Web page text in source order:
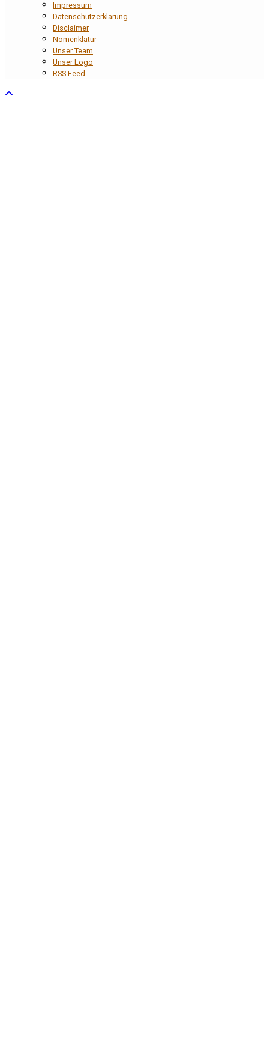
Impressum
Datenschutzerklärung
Disclaimer
Nomenklatur
Unser Team
Unser Logo
RSS Feed